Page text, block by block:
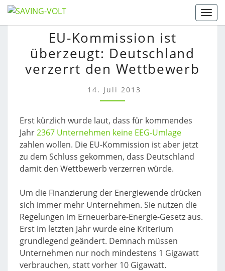
Skip
to
EU-
KOMMISSION
IST
ÜBERZEUGT:
DEUTSCHLAND
VERZERRT
DEN
EU-Kommission ist
überzeugt: Deutschland
verzerrt den Wettbewerb
14. Juli 2013
Erst kürzlich wurde laut, dass für kommendes
Jahr2367 Unternehmen keine EEG-Umlage
zahlen wollen. Die EU-Kommission ist aber jetzt
zu dem Schluss gekommen, dass Deutschland
damit den Wettbewerb verzerren würde.
Um die Finanzierung der Energiewende drücken
sich immer mehr Unternehmen. Sie nutzen die
Regelungen im Erneuerbare-Energie-Gesetz aus.
Erst im letzten Jahr wurde eine Kriterium
grundlegend geändert. Demnach müssen
Unternehmen nur noch mindestens 1 Gigawatt
verbrauchen, statt vorher 10 Gigawatt.